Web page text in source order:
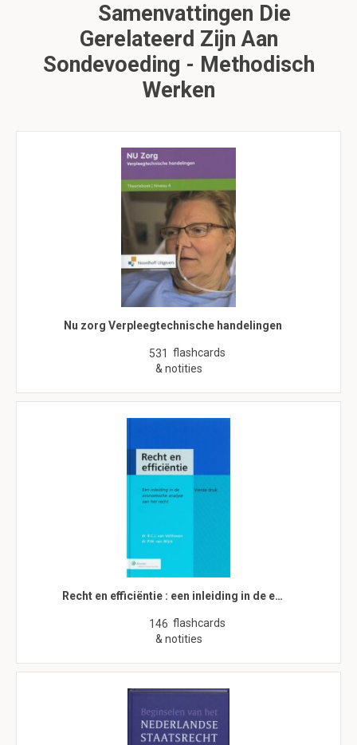
Samenvattingen Die
Gerelateerd Zijn Aan
Sondevoeding - Methodisch
Werken
Nu zorg Verpleegtechnische handelingen
531 flashcards
& notities
Recht en efficiëntie : een inleiding in de e…
146 flashcards
& notities